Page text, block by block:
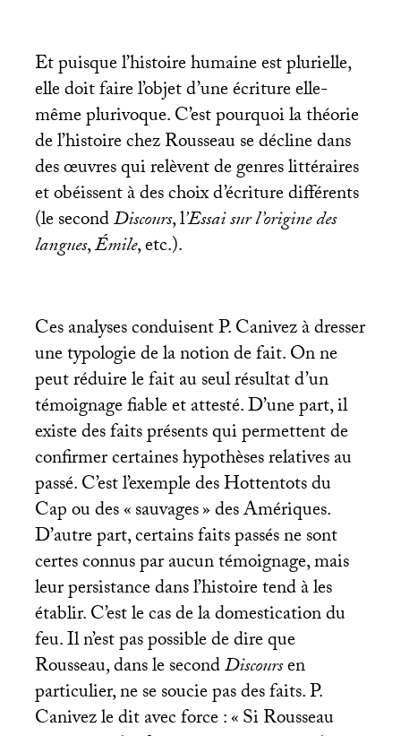
Et puisque l’histoire humaine est plurielle,
elle doit faire l’objet d’une écriture elle-
même plurivoque. C’est pourquoi la théorie
de l’histoire chez Rousseau se décline dans
des œuvres qui relèvent de genres littéraires
et obéissent à des choix d’écriture différents
(le secondDiscours, l’Essai sur l’origine des
langues,Émile, etc.).
Ces analyses conduisent P. Canivez à dresser
une typologie de la notion de fait. On ne
peut réduire le fait au seul résultat d’un
témoignage fiable et attesté. D’une part, il
existe des faits présents qui permettent de
confirmer certaines hypothèses relatives au
passé. C’est l’exemple des Hottentots du
Cap ou des «sauvages» des Amériques.
D’autre part, certains faits passés ne sont
certes connus par aucun témoignage, mais
leur persistance dans l’histoire tend à les
établir. C’est le cas de la domestication du
feu. Il n’est pas possible de dire que
Rousseau, dans le secondDiscoursen
particulier, ne se soucie pas des faits. P.
Canivez le dit avec force : «Si Rousseau